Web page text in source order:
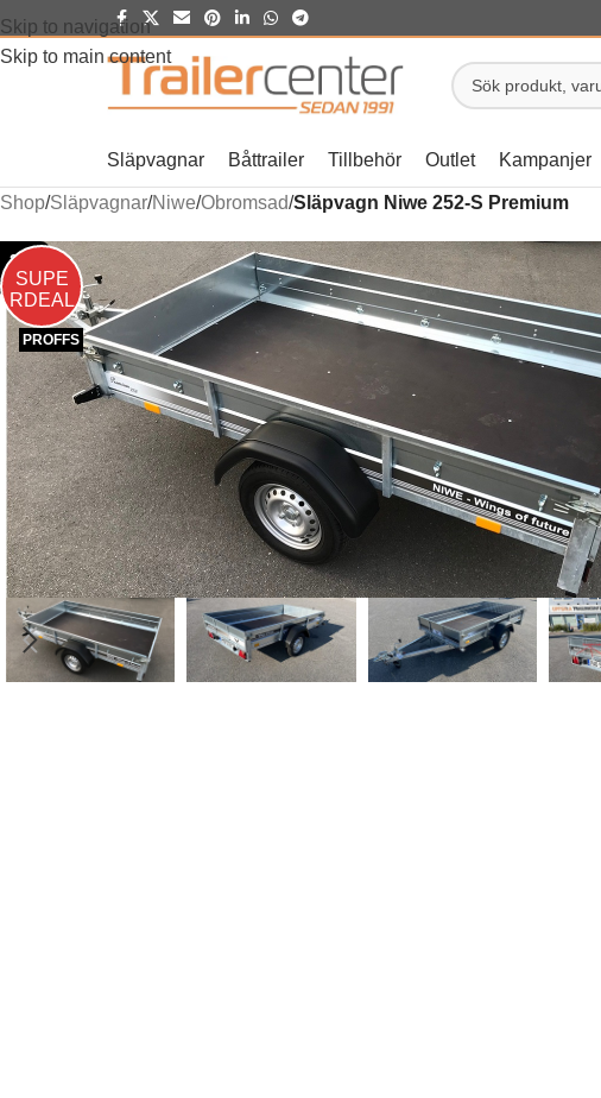
Skip to navigation
Skip to main content
Släpvagnar Båttrailer Tillbehör Outlet Kampanjer
Shop/Släpvagnar/Niwe/Obromsad/Släpvagn Niwe 252-S Premium
26%
rabatt
SUPE
RDEAL
PROFFS